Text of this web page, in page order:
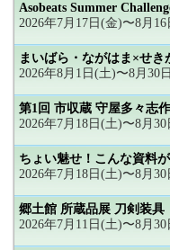
Asobeats Summer
2026年7月17日(金)〜8月
まいばら・ながはま×せ
2026年8月1日(土)〜8月30
第1回 市収蔵 守屋多々志
2026年7月18日(土)〜8月
ちょい魅せ！こんな資料
2026年7月18日(土)〜8月
郷土館 所蔵品展 刀剣装具
2026年7月11日(土)〜8月